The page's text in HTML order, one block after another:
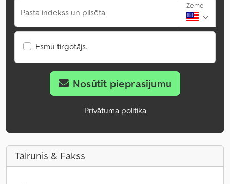
Pasta indekss un pilsēta
Zeme
Esmu tirgotājs.
Nosūtīt pieprasījumu
Privātuma politika
Tālrunis & Fakss